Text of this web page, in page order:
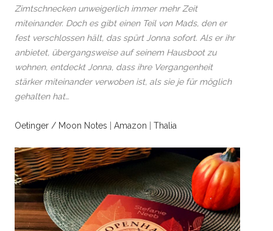
Zimtschnecken unweigerlich immer mehr Zeit
miteinander. Doch es gibt einen Teil von Mads, den er
fest verschlossen hält, das spürt Jonna sofort. Als er ihr
anbietet, übergangsweise auf seinem Hausboot zu
wohnen, entdeckt Jonna, dass ihre Vergangenheit
stärker miteinander verwoben ist, als sie je für möglich
gehalten hat…
Oetinger / Moon Notes Amazon Thalia